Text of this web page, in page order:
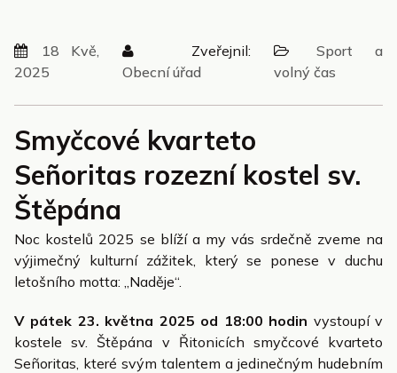
18 Kvě,
2025
Zveřejnil:
Obecní úřad
Sport a
volný čas
Smyčcové kvarteto
Señoritas rozezní kostel sv.
Štěpána
Noc kostelů 2025 se blíží a my vás srdečně zveme na
výjimečný kulturní zážitek, který se ponese v duchu
letošního motta: „Naděje“.
V pátek 23. května 2025 od 18:00 hodin vystoupí v
kostele sv. Štěpána v Řitonicích smyčcové kvarteto
Señoritas, které svým talentem a jedinečným hudebním